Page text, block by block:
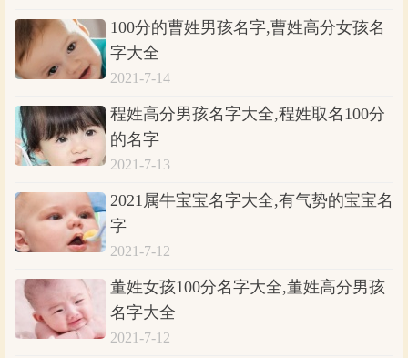
100分的曹姓男孩名字,曹姓高分女孩名
字大全
2021-7-14
程姓高分男孩名字大全,程姓取名100分
的名字
2021-7-13
2021属牛宝宝名字大全,有气势的宝宝名
字
2021-7-12
董姓女孩100分名字大全,董姓高分男孩
名字大全
2021-7-12